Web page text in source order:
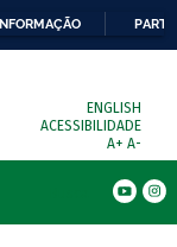
ENGLISH
ACESSIBILIDADE
A+ A-